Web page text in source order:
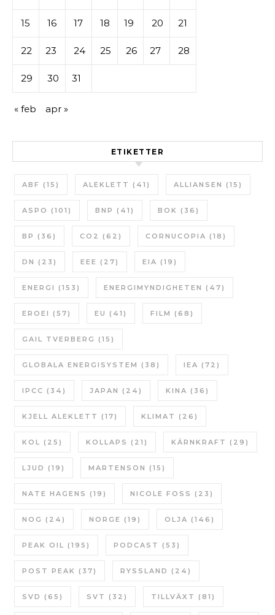
15 16 17 18 19 20 21
22 23 24 25 26 27 28
29 30 31
« feb apr »
ETIKETTER
ABF (15) ALEKLETT (41) ALLIANSEN (15)
ASPO (101) BNP (41) BOK (36)
BP (36) CO2 (62) CORNUCOPIA (18)
DN (23) EEE (27) EIA (19)
ENERGI (153) ENERGIMYNDIGHETEN (47)
EROEI (57) EU (41) FILM (68)
GAIL TVERBERG (15)
GLOBALA ENERGISYSTEM (38) IEA (72)
IPCC (34) JAPAN (24) KINA (36)
KJELL ALEKLETT (17) KLIMAT (26)
KOL (25) KOLLAPS (21) KÄRNKRAFT (29)
LJUD (19) MARTENSON (15)
NATE HAGENS (19) NICOLE FOSS (23)
NOG (24) NORGE (19) OLJA (146)
PEAK OIL (195) PODCAST (53)
POST PEAK (37) RYSSLAND (24)
SVD (65) SVT (32) TILLVÄXT (81)